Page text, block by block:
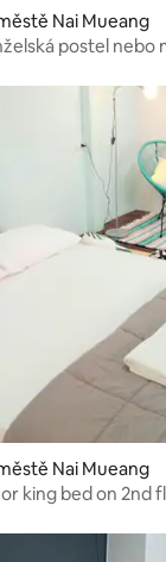
Nai Mueang
postel nebo
Nai Mueang
king bed on 2nd